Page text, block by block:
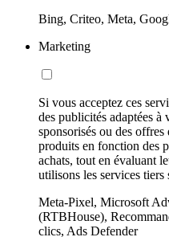
Bing, Criteo, Meta,
Marketing
Si vous acceptez ces
des publicités adaptées à
sponsorisés ou des
produits en fonction des
achats, tout en évaluant
utilisons les services tiers
Meta-Pixel, Microsoft
(RTBHouse),
clics, Ads Defender